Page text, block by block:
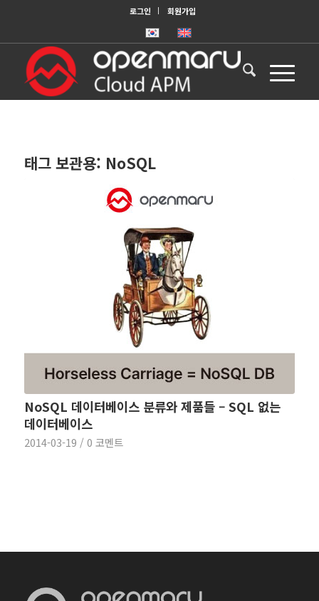
로그인 회원가입
태그 보관용: NoSQL
NoSQL 데이터베이스 분류와 제품들 – SQL 없는
데이터베이스
2014-03-19 / 0 코멘트